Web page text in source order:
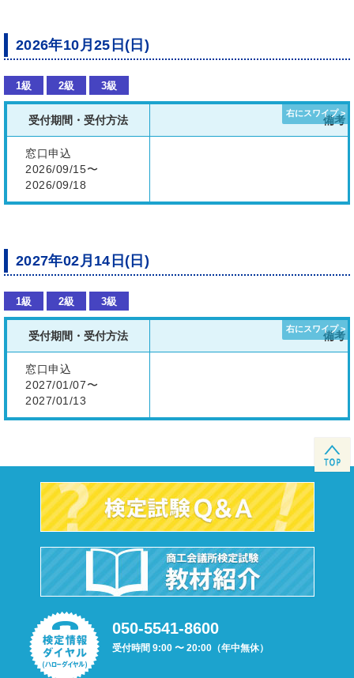
2026年10月25日(日)
1級 2級 3級
受付期間・受付方法 備考
窓口申込
2026/09/15〜
2026/09/18
2027年02月14日(日)
1級 2級 3級
受付期間・受付方法 備考
窓口申込
2027/01/07〜
2027/01/13
050-5541-8600
受付時間 9:00 〜 20:00（年中無休）